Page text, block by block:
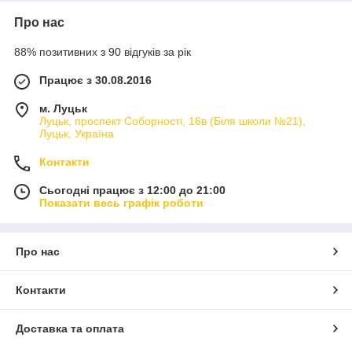
Про нас
88% позитивних з 90 відгуків за рік
Працює з 30.08.2016
м. Луцьк
Луцьк, проспект Соборності, 16в (Біля школи №21),
Луцьк, Україна
Контакти
Сьогодні працює з 12:00 до 21:00
Показати весь графік роботи
Про нас
Контакти
Доставка та оплата